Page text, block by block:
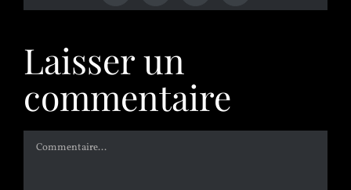
Laisser un
commentaire